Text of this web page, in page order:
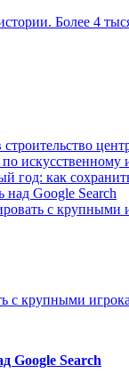
Более 4
искусственному
год: как
над Google Search
с крупными
с крупными
Google Search